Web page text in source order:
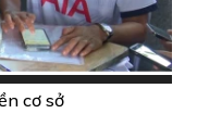
cơ sở